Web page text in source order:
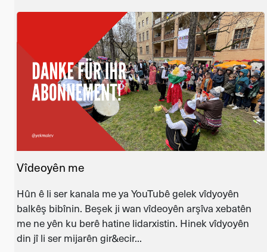
Vîdeoyên me
Hûn ê li ser kanala me ya YouTubê gelek vîdyoyên
balkêş bibînin. Beşek ji wan vîdeoyên arşîva xebatên
me ne yên ku berê hatine lidarxistin. Hinek vîdyoyên
din jî li ser mijarên gir&ecir...